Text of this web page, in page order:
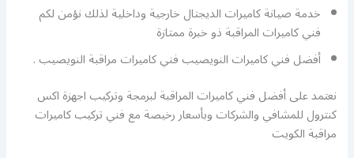
خدمة صيانة كاميرات الديجتال خارجية وداخلية لذلك نؤمن لكم
فني كاميرات المراقبة ذو خبرة ممتازة
أفضل فني كاميرات النويصيب فني كاميرات مراقبة النويصيب .
نعتمد على أفضل فني كاميرات المراقبة لبرمجة وتركيب اجهزة اكس
كنترول للمشافي والشركات وبأسعار رخيصة مع فني تركيب كاميرات
مراقبة الكويت